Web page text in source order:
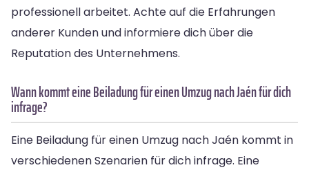
professionell arbeitet. Achte auf die Erfahrungen
anderer Kunden und informiere dich über die
Reputation des Unternehmens.
Wann kommt eine Beiladung für einen Umzug nach Jaén für dich
infrage?
Eine Beiladung für einen Umzug nach Jaén kommt in
verschiedenen Szenarien für dich infrage. Eine